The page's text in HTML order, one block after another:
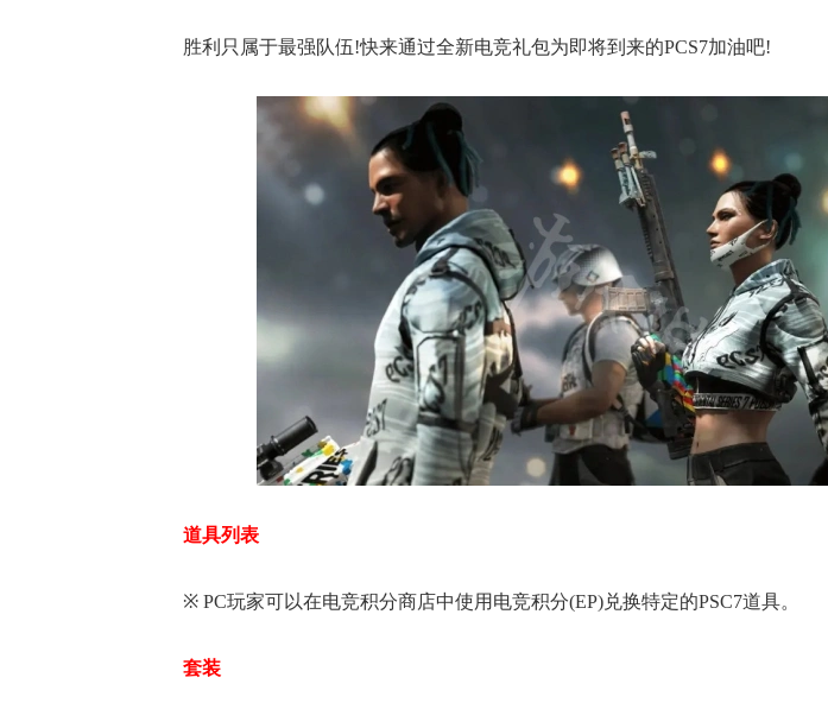
胜利只属于最强队伍!快来通过全新电竞礼包为即将到来的PCS7加油吧!
道具列表
※ PC玩家可以在电竞积分商店中使用电竞积分(EP)兑换特定的PSC7道具。
套装